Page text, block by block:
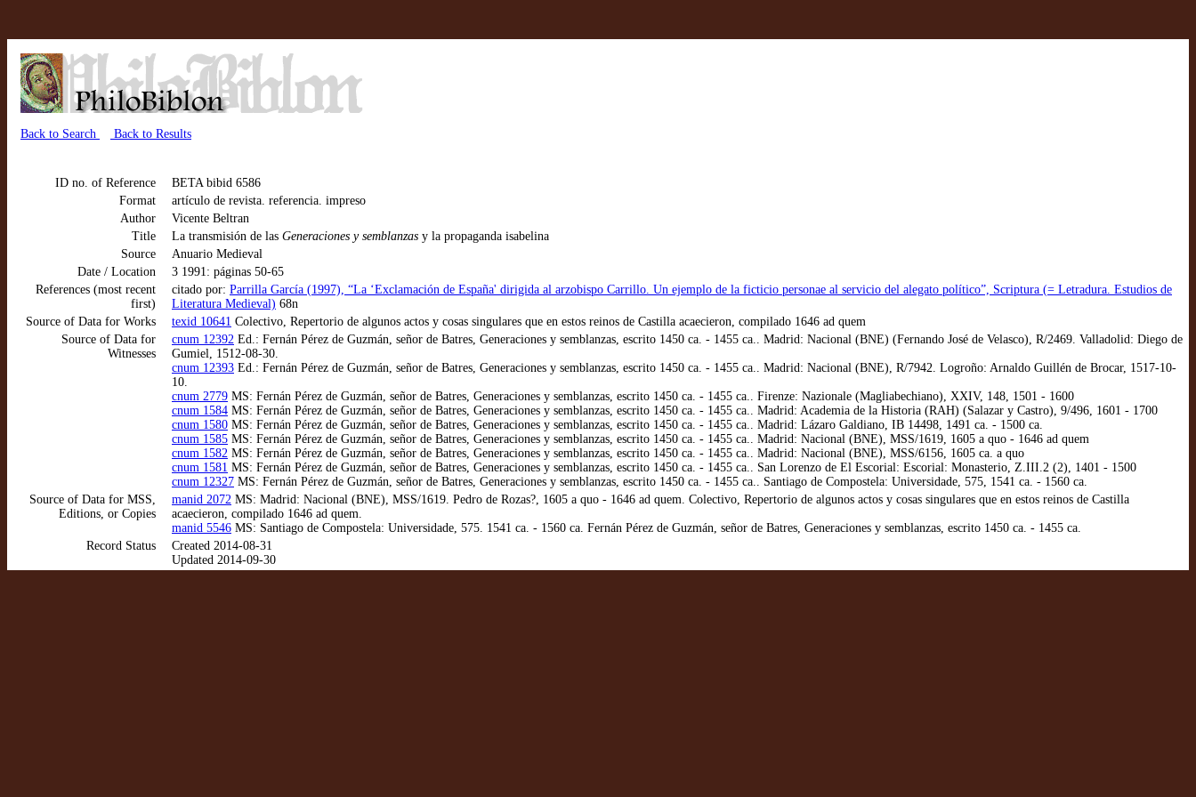
Back to Search Back to Results
ID no. of Reference
BETA bibid 6586
Format
artículo de revista. referencia. impreso
Author
Vicente Beltran
Title
La transmisión de las Generaciones y semblanzas y la propaganda isabelina
Source
Anuario Medieval
Date / Location
3 1991: páginas 50-65
References (most recent
first)
citado por: Parrilla García (1997), “La ‘Exclamación de España' dirigida al arzobispo Carrillo. Un ejemplo de la ficticio personae al servicio del alegato político”, Scriptura (= Letradura. Estudios de
Literatura Medieval) 68n
Source of Data for Works
texid 10641 Colectivo, Repertorio de algunos actos y cosas singulares que en estos reinos de Castilla acaecieron, compilado 1646 ad quem
Source of Data for
Witnesses
cnum 12392 Ed.: Fernán Pérez de Guzmán, señor de Batres, Generaciones y semblanzas, escrito 1450 ca. - 1455 ca.. Madrid: Nacional (BNE) (Fernando José de Velasco), R/2469. Valladolid: Diego de
Gumiel, 1512-08-30.
cnum 12393 Ed.: Fernán Pérez de Guzmán, señor de Batres, Generaciones y semblanzas, escrito 1450 ca. - 1455 ca.. Madrid: Nacional (BNE), R/7942. Logroño: Arnaldo Guillén de Brocar, 1517-10-
10.
cnum 2779 MS: Fernán Pérez de Guzmán, señor de Batres, Generaciones y semblanzas, escrito 1450 ca. - 1455 ca.. Firenze: Nazionale (Magliabechiano), XXIV, 148, 1501 - 1600
cnum 1584 MS: Fernán Pérez de Guzmán, señor de Batres, Generaciones y semblanzas, escrito 1450 ca. - 1455 ca.. Madrid: Academia de la Historia (RAH) (Salazar y Castro), 9/496, 1601 - 1700
cnum 1580 MS: Fernán Pérez de Guzmán, señor de Batres, Generaciones y semblanzas, escrito 1450 ca. - 1455 ca.. Madrid: Lázaro Galdiano, IB 14498, 1491 ca. - 1500 ca.
cnum 1585 MS: Fernán Pérez de Guzmán, señor de Batres, Generaciones y semblanzas, escrito 1450 ca. - 1455 ca.. Madrid: Nacional (BNE), MSS/1619, 1605 a quo - 1646 ad quem
cnum 1582 MS: Fernán Pérez de Guzmán, señor de Batres, Generaciones y semblanzas, escrito 1450 ca. - 1455 ca.. Madrid: Nacional (BNE), MSS/6156, 1605 ca. a quo
cnum 1581 MS: Fernán Pérez de Guzmán, señor de Batres, Generaciones y semblanzas, escrito 1450 ca. - 1455 ca.. San Lorenzo de El Escorial: Escorial: Monasterio, Z.III.2 (2), 1401 - 1500
cnum 12327 MS: Fernán Pérez de Guzmán, señor de Batres, Generaciones y semblanzas, escrito 1450 ca. - 1455 ca.. Santiago de Compostela: Universidade, 575, 1541 ca. - 1560 ca.
Source of Data for MSS,
Editions, or Copies
manid 2072 MS: Madrid: Nacional (BNE), MSS/1619. Pedro de Rozas?, 1605 a quo - 1646 ad quem. Colectivo, Repertorio de algunos actos y cosas singulares que en estos reinos de Castilla
acaecieron, compilado 1646 ad quem.
manid 5546 MS: Santiago de Compostela: Universidade, 575. 1541 ca. - 1560 ca. Fernán Pérez de Guzmán, señor de Batres, Generaciones y semblanzas, escrito 1450 ca. - 1455 ca.
Record Status
Created 2014-08-31
Updated 2014-09-30